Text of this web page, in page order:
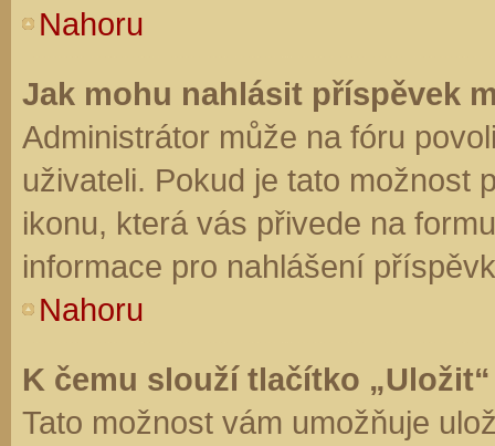
Nahoru
Jak mohu nahlásit příspěvek
Administrátor může na fóru
uživateli. Pokud je tato možnost
ikonu, která vás přivede na
informace pro nahlášení
Nahoru
K čemu slouží tlačítko
Tato možnost vám umožňuje